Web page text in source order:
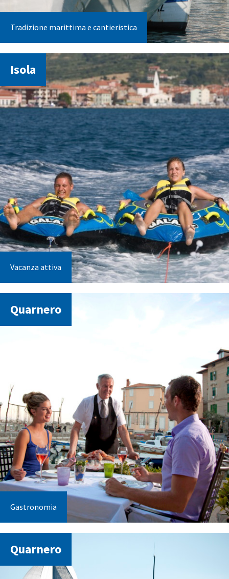
Tradizione marittima e cantieristica
Isola
Vacanza attiva
Quarnero
Gastronomia
Quarnero